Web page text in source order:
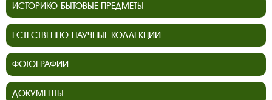
ИСТОРИКО-БЫТОВЫЕ ПРЕДМЕТЫ
ЕСТЕСТВЕННО-НАУЧНЫЕ КОЛЛЕКЦИИ
ФОТОГРАФИИ
ДОКУМЕНТЫ